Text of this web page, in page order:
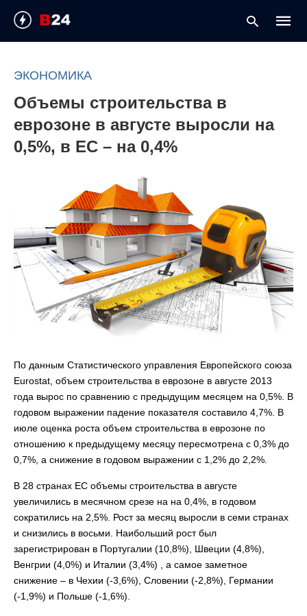
search
ЭКОНОМИКА
Объемы строительства в
еврозоне в августе выросли на
0,5%, в ЕС – на 0,4%
По данным Статистического управления Европейского союза
Eurostat, oбъем строительства в еврозоне в августе 2013
года вырос по сравнению с предыдущим месяцем на 0,5%. В
годовом выражении падение показателя составило 4,7%. В
июле оценка роста объем строительства в еврозоне по
отношению к предыдущему месяцу пересмотрена с 0,3% до
0,7%, а снижение в годовом выражении с 1,2% до 2,2%.
В 28 странах ЕС объемы строительства в августе
увеличились в месячном срезе на на 0,4%, в годовом
сократились на 2,5%. Рост за месяц выросли в семи странах
и снизились в восьми. Наибольший рост был
зарегистрирован в Португалии (10,8%), Швеции (4,8%),
Венгрии (4,0%) и Италии (3,4%) , а самое заметное
снижение – в Чехии (-3,6%), Словении (-2,8%), Германии
(-1,9%) и Польше (-1,6%).